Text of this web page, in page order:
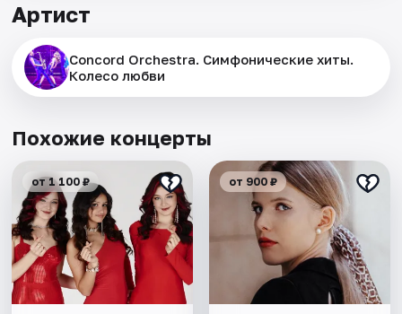
Артист
Concord Orchestra. Симфонические хиты.
Колесо любви
Похожие концерты
от 1 100 ₽ от 900 ₽